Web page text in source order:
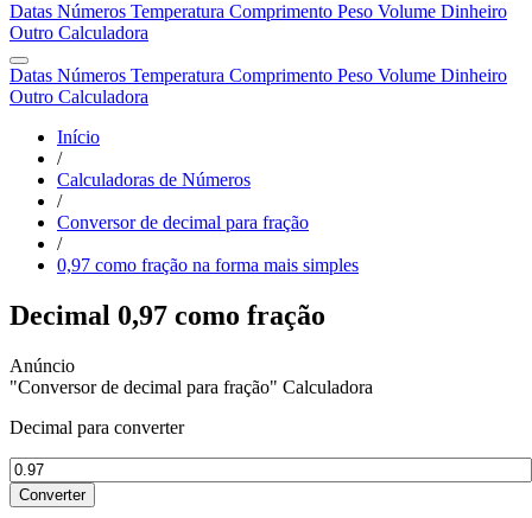
Datas Números Temperatura Comprimento Peso Volume Dinheiro
Outro Calculadora
Datas Números Temperatura Comprimento Peso Volume Dinheiro
Outro Calculadora
Início
/
Calculadoras de Números
/
Conversor de decimal para fração
/
0,97 como fração na forma mais simples
Decimal 0,97 como fração
"Conversor de decimal para fração" Calculadora
Decimal para converter
Converter